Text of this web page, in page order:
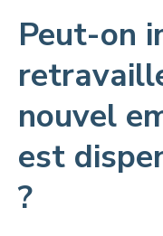
Peut-on
nouvel
est
?